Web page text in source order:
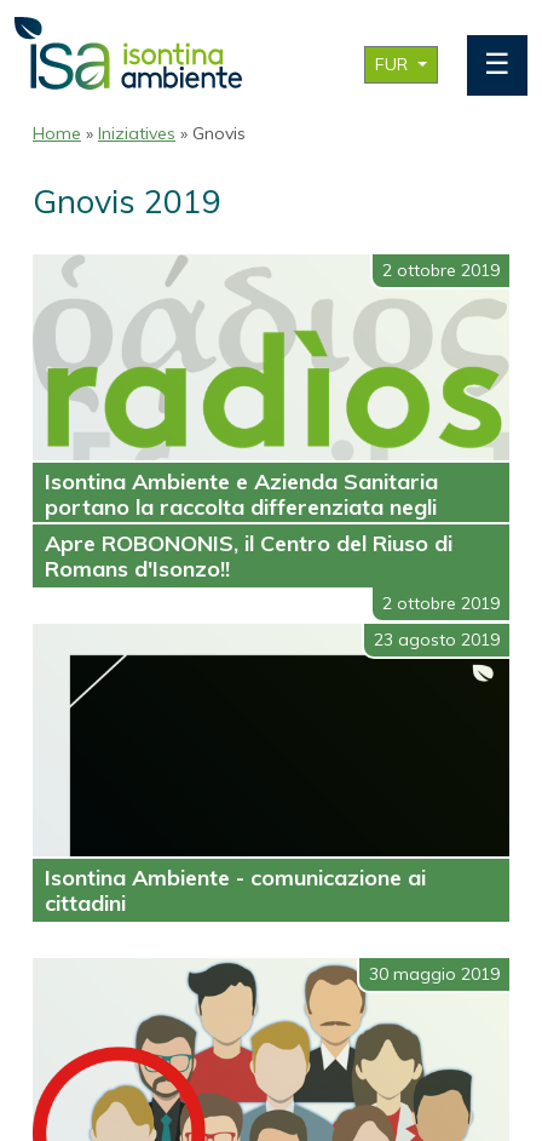
FUR ☰
Home » Iniziatives » Gnovis
Gnovis 2019
2 ottobre 2019
Isontina Ambiente e Azienda Sanitaria
portano la raccolta differenziata negli
ospedali
2 ottobre 2019
Apre ROBONONIS, il Centro del Riuso di
Romans d'Isonzo!!
23 agosto 2019
Isontina Ambiente - comunicazione ai
cittadini
30 maggio 2019